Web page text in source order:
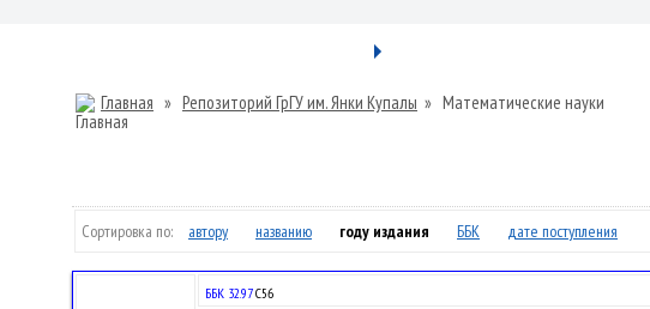
Главная » Репозиторий ГрГУ им. Янки Купалы » Математические науки
Сортировка по: автору названию году издания ББК дате поступления
ББК 32.97С56